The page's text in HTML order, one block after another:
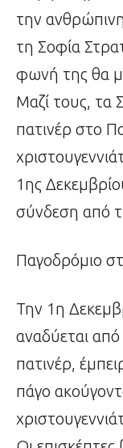
την
τη Σοφία
φωνή της θα
Μαζί τους, τα
πατινέρ στο
1ης
σύνδεση από
Παγοδρόμιο
Την 1η
αναδύεται από
πατινέρ,
πάγο